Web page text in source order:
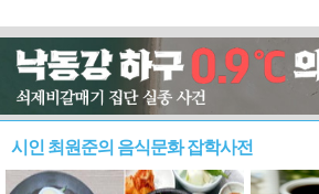
시인 최원준의 음식문화 잡학사전